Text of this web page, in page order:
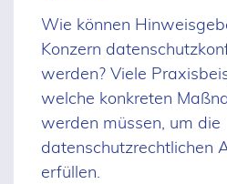
Wie können
Konzern
werden? Viele
welche konkreten
werden müssen, um die
datenschutzrechtlichen
erfüllen.